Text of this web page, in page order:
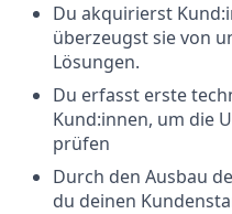
Du akquirierst
überzeugst sie von
Lösungen.
Du erfasst erste
Kund:innen, um die
prüfen
Durch den Ausbau
du deinen